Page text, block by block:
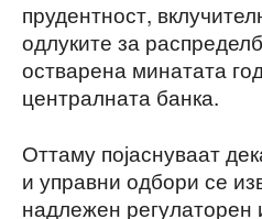
прудентност,
одлуките за
остварена минатата
централната банка.
Оттаму појаснуваат
и управни одбори се
надлежен регулаторен